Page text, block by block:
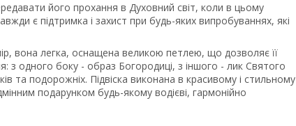
його прохання в Духовний світ, коли в цьому
є підтримка і захист при будь-яких випробуваннях, які
вона легка, оснащена великою петлею, що дозволяє її
з одного боку - образ Богородиці, з іншого - лик Святого
та подорожніх. Підвіска виконана в красивому і стильному
подарунком будь-якому водієві, гармонійно